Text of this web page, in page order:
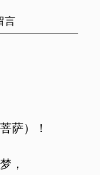
言
萨）！
，